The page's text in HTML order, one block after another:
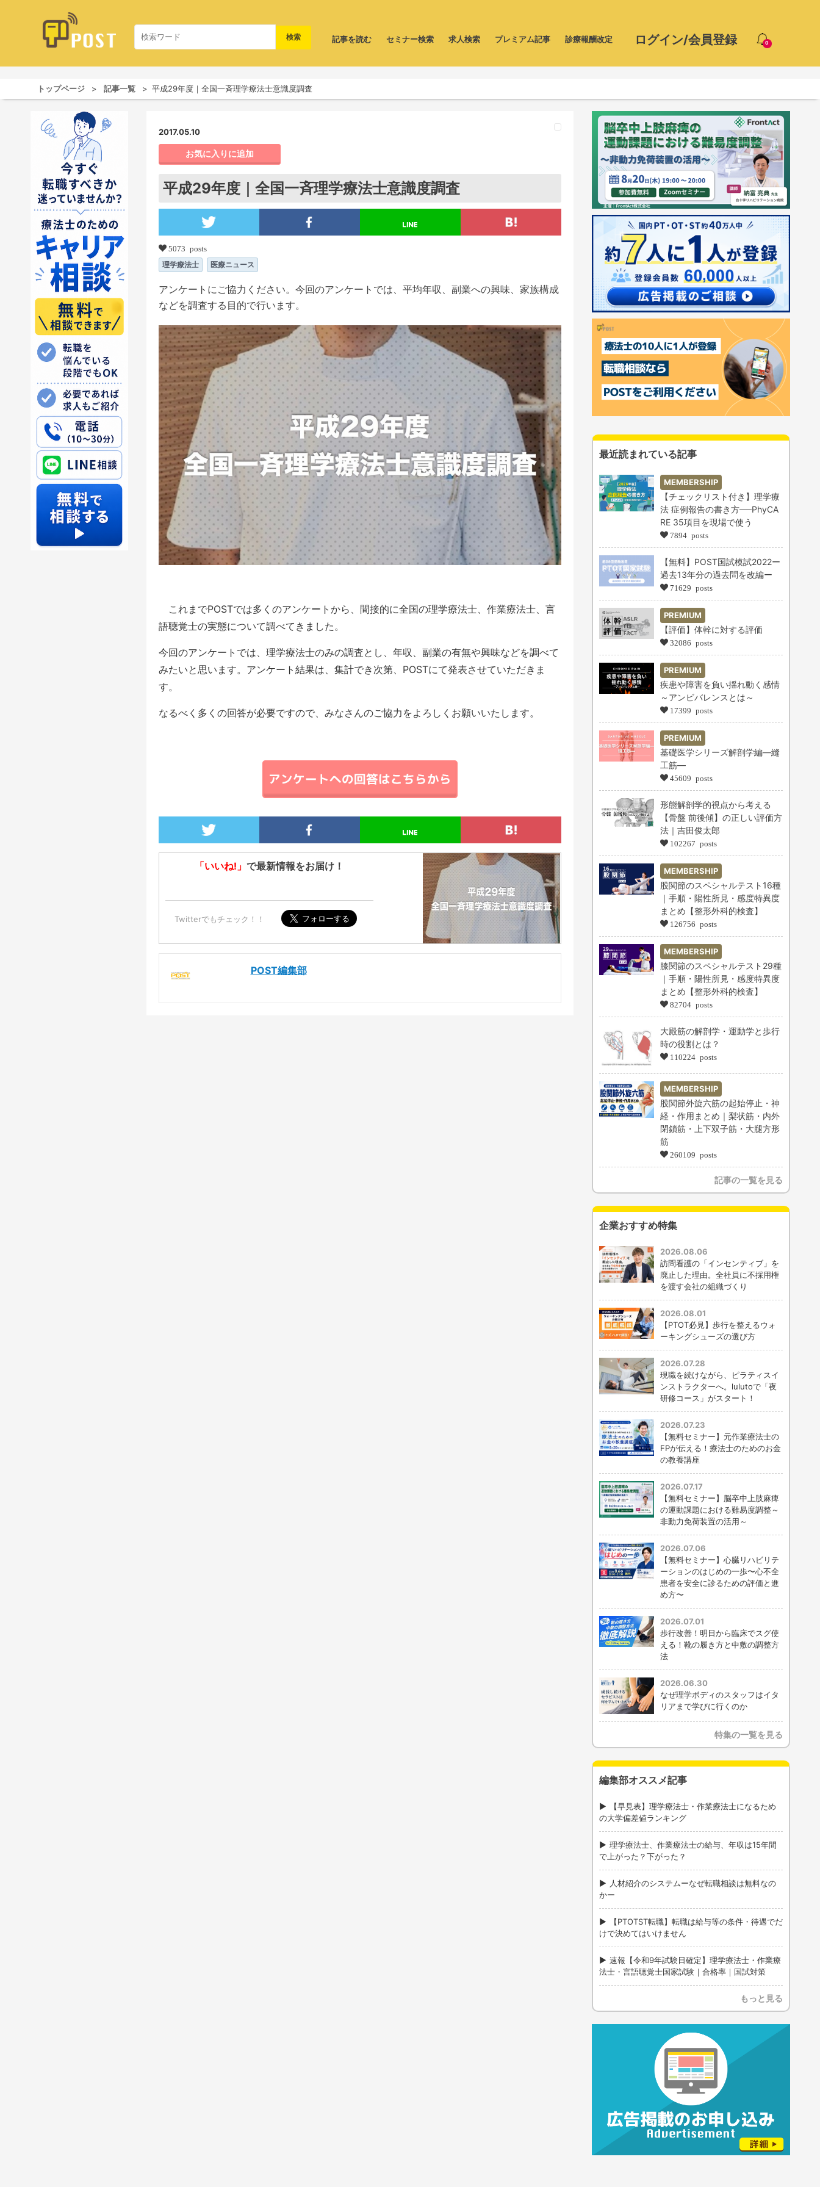
0
ログイン/会員登録
記事を読む セミナー検索 求人検索 プレミアム記事 診療報酬改定
トップページ 記事一覧 平成29年度｜全国一斉理学療法士意識度調査
2017.05.10
お気に入りに追加
平成29年度｜全国一斉理学療法士意識度調査
5073 posts
理学療法士 医療ニュース
アンケートにご協力ください。今回のアンケートでは、平均年収、副業への興味、家族構成
などを調査する目的で行います。
これまでPOSTでは多くのアンケートから、間接的に全国の理学療法士、作業療法士、言
語聴覚士の実態について調べてきました。
今回のアンケートでは、理学療法士のみの調査とし、年収、副業の有無や興味などを調べて
みたいと思います。アンケート結果は、集計でき次第、POSTにて発表させていただきま
す。
なるべく多くの回答が必要ですので、みなさんのご協力をよろしくお願いいたします。
「いいね!」 で最新情報をお届け！
Twitterでもチェック！！
POST編集部
最近読まれている記事
MEMBERSHIP
【チェックリスト付き】理学療
法 症例報告の書き方──PhyCA
RE 35項目を現場で使う
7894 posts
【無料】POST国試模試2022ー
過去13年分の過去問を改編ー
71629 posts
PREMIUM
【評価】体幹に対する評価
32086 posts
PREMIUM
疾患や障害を負い揺れ動く感情
～アンビバレンスとは～
17399 posts
PREMIUM
基礎医学シリーズ解剖学編―縫
工筋―
45609 posts
形態解剖学的視点から考える
【骨盤 前後傾】の正しい評価方
法｜吉田俊太郎
102267 posts
MEMBERSHIP
股関節のスペシャルテスト16種
｜手順・陽性所見・感度特異度
まとめ【整形外科的検査】
126756 posts
MEMBERSHIP
膝関節のスペシャルテスト29種
｜手順・陽性所見・感度特異度
まとめ【整形外科的検査】
82704 posts
大殿筋の解剖学・運動学と歩行
時の役割とは？
110224 posts
MEMBERSHIP
股関節外旋六筋の起始停止・神
経・作用まとめ｜梨状筋・内外
閉鎖筋・上下双子筋・大腿方形
筋
260109 posts
記事の一覧を見る
企業おすすめ特集
2026.08.06
訪問看護の「インセンティブ」を
廃止した理由。全社員に不採用権
を渡す会社の組織づくり
2026.08.01
【PTOT必見】歩行を整えるウォ
ーキングシューズの選び方
2026.07.28
現職を続けながら、ピラティスイ
ンストラクターへ。lulutoで「夜
研修コース」がスタート！
2026.07.23
【無料セミナー】元作業療法士の
FPが伝える！療法士のためのお金
の教養講座
2026.07.17
【無料セミナー】脳卒中上肢麻痺
の運動課題における難易度調整～
非動力免荷装置の活用～
2026.07.06
【無料セミナー】心臓リハビリテ
ーションのはじめの一歩〜心不全
患者を安全に診るための評価と進
め方〜
2026.07.01
歩行改善！明日から臨床でスグ使
える！靴の履き方と中敷の調整方
法
2026.06.30
なぜ理学ボディのスタッフはイタ
リアまで学びに行くのか
特集の一覧を見る
編集部オススメ記事
【早見表】理学療法士・作業療法士になるため
の大学偏差値ランキング
理学療法士、作業療法士の給与、年収は15年間
で上がった？下がった？
人材紹介のシステムーなぜ転職相談は無料なの
かー
【PTOTST転職】転職は給与等の条件・待遇でだ
けで決めてはいけません
速報【令和9年試験日確定】理学療法士・作業療
法士・言語聴覚士国家試験｜合格率｜国試対策
もっと見る